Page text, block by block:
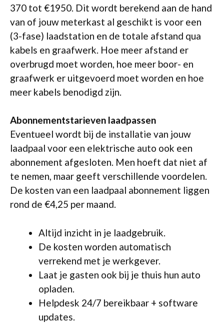
370 tot €1950. Dit wordt berekend aan de hand
van of jouw meterkast al geschikt is voor een
(3-fase) laadstation en de totale afstand qua
kabels en graafwerk. Hoe meer afstand er
overbrugd moet worden, hoe meer boor- en
graafwerk er uitgevoerd moet worden en hoe
meer kabels benodigd zijn.
Abonnementstarieven laadpassen
Eventueel wordt bij de installatie van jouw
laadpaal voor een elektrische auto ook een
abonnement afgesloten. Men hoeft dat niet af
te nemen, maar geeft verschillende voordelen.
De kosten van een laadpaal abonnement liggen
rond de €4,25 per maand.
Altijd inzicht in je laadgebruik.
De kosten worden automatisch
verrekend met je werkgever.
Laat je gasten ook bij je thuis hun auto
opladen.
Helpdesk 24/7 bereikbaar + software
updates.